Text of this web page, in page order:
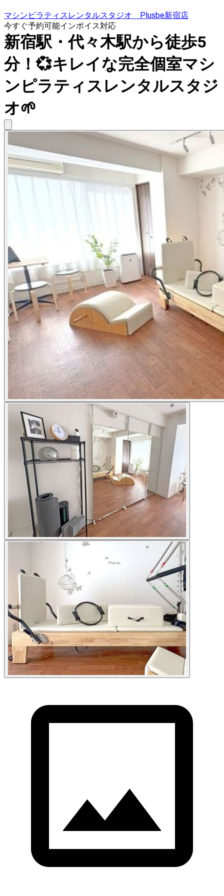
マシンピラティスレンタルスタジオ Plusbe新宿店
今すぐ予約可能インボイス対応
新宿駅・代々木駅から徒歩5
分！💞キレイな完全個室マシ
ンピラティスレンタルスタジ
オ🌱